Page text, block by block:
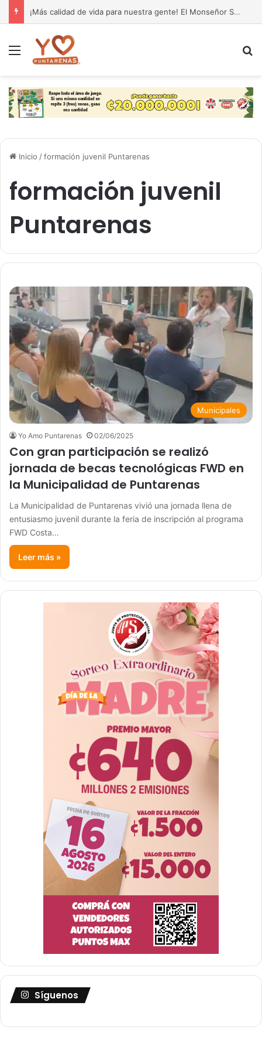
¡Más calidad de vida para nuestra gente! El Monseñor Sanabria estrena moderna farmacia especializada en cáncer
Menú
Inicio /formación juvenil Puntarenas
formación juvenil
Puntarenas
Municipales
Yo Amo Puntarenas 02/06/2025
Con gran participación se realizó
jornada de becas tecnológicas FWD en
la Municipalidad de Puntarenas
La Municipalidad de Puntarenas vivió una jornada llena de
entusiasmo juvenil durante la feria de inscripción al programa
FWD Costa…
Leer más »
Síguenos